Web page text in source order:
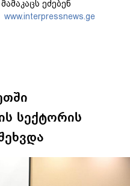
მამაკაცს ეძებენ
www.interpressnews.ge
სექტორის